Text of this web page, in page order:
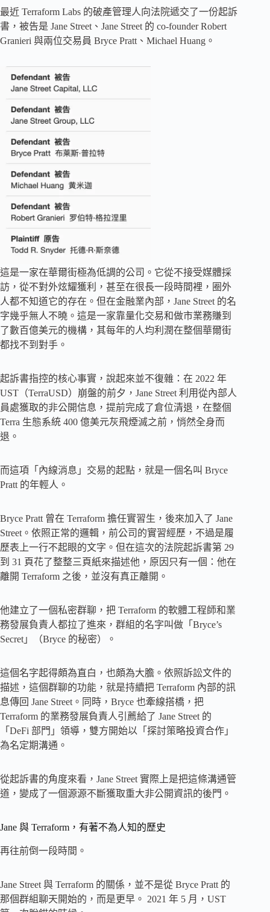
最近 Terraform Labs 的破產管理人向法院遞交了一份起訴
書，被告是 Jane Street、Jane Street 的 co-founder Robert
Granieri 與兩位交易員 Bryce Pratt、Michael Huang。
這是一家在華爾街極為低調的公司。它從不接受媒體採
訪，從不對外炫耀獲利，甚至在很長一段時間裡，圈外
人都不知道它的存在。但在金融業內部，Jane Street 的名
字幾乎無人不曉。這是一家靠量化交易和做市業務賺到
了數百億美元的機構，其每年的人均利潤在整個華爾街
都找不到對手。
起訴書指控的核心事實，說起來並不復雜：在 2022 年
UST（TerraUSD）崩盤的前夕，Jane Street 利用從內部人
員處獲取的非公開信息，提前完成了倉位清退，在整個
Terra 生態系統 400 億美元灰飛煙滅之前，悄然全身而
退。
而這項「內線消息」交易的起點，就是一個名叫 Bryce
Pratt 的年輕人。
Bryce Pratt 曾在 Terraform 擔任實習生，後來加入了 Jane
Street。依照正常的邏輯，前公司的實習經歷，不過是履
歷表上一行不起眼的文字。但在這次的法院起訴書第 29
到 31 頁花了整整三頁紙來描述他，原因只有一個：他在
離開 Terraform 之後，並沒有真正離開。
他建立了一個私密群聊，把 Terraform 的軟體工程師和業
務發展負責人都拉了進來，群組的名字叫做「Bryce’s
Secret」（Bryce 的秘密）。
這個名字起得頗為直白，也頗為大膽。依照訴訟文件的
描述，這個群聊的功能，就是持續把 Terraform 內部的訊
息傳回 Jane Street。同時，Bryce 也牽線搭橋，把
Terraform 的業務發展負責人引薦給了 Jane Street 的
「DeFi 部門」領導，雙方開始以「探討策略投資合作」
為名定期溝通。
從起訴書的角度來看，Jane Street 實際上是把這條溝通管
道，變成了一個源源不斷獲取重大非公開資訊的後門。
Jane 與 Terraform，有著不為人知的歷史
再往前倒一段時間。
Jane Street 與 Terraform 的關係，並不是從 Bryce Pratt 的
那個群組聊天開始的，而是更早。 2021 年 5 月，UST